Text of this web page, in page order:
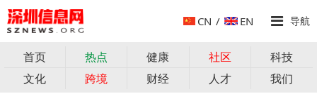
CN / EN 导航
首页 热点 健康 社区
科技
文化
跨境 财经 人才
我们